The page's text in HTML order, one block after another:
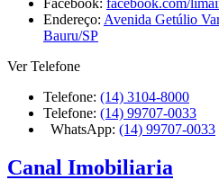
Endereço: Avenida Getúlio
Bauru/SP
Ver Telefone
Telefone: (14) 3104-8000
Telefone: (14) 99707-0033
WhatsApp: (14) 99707-0033
Canal Imobiliaria